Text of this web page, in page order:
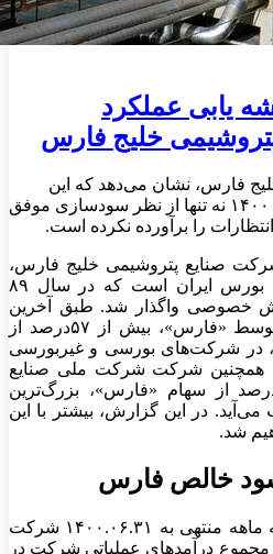
یابی عملکرد
پتروشیمی خلیج فارس
فارس، نشان می‌دهد که این
هلدینگ بزرگ بورسی، در سال ۱۴۰۰ نه تنها از نظر سودسازی موفق
را برآورده نکرده است.
صنایع پتروشیمی خلیج فارس،
یکی از بزرگترین شرکت‌های بورس ایران است که در سال ۸۹
سال ۹۲ به بخش خصوصی واگذار شد. طبق آخرین
گزارش ماهانه منتشر شده توسط «فارس»، بیش از ۵۷درصد از
در شرکت‌های بورسی و غیربورسی
همچنین شرکت شرکت ملی صنایع
با مالکیت ۱۷.۷درصد از سهام «فارس»، بزرگ‌ترین
در این گزارش، بیشتر با این
شد.
براساس صورت‌های مالی سه ماهه منتهی به ۱۴۰۰.۰۶.۳۱ شرکت
درآمدهای عملیاتی شرکت در